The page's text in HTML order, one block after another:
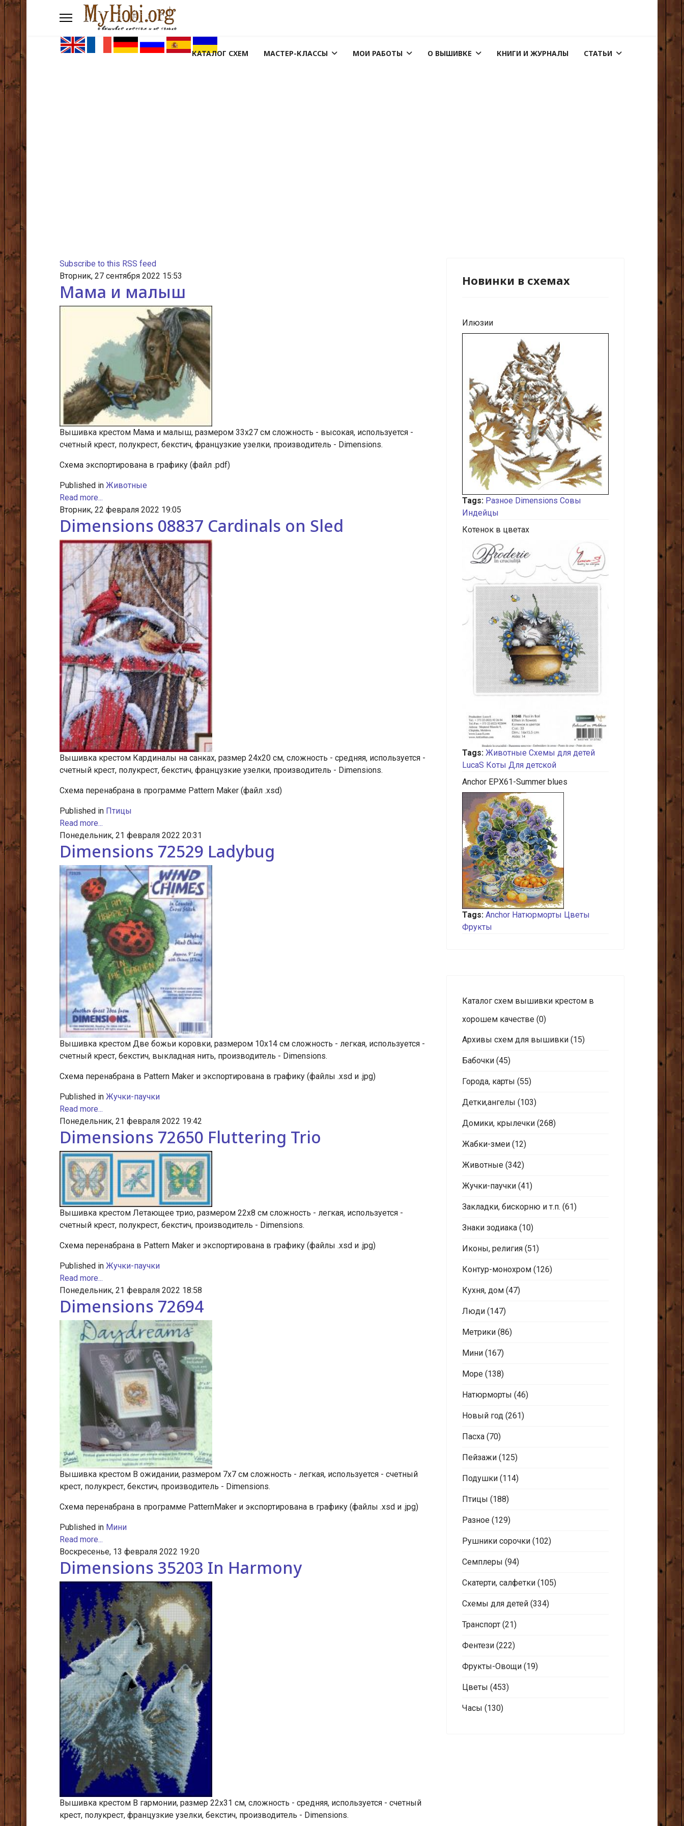
КАТАЛОГ СХЕМ МАСТЕР-КЛАССЫ МОИ РАБОТЫ О ВЫШИВКЕ КНИГИ И ЖУРНАЛЫ СТАТЬИ
Subscribe to this RSS feed
Вторник, 27 сентября 2022 15:53
Мама и малыш
Вышивка крестом Мама и малыш, размером 33х27 см сложность - высокая, используется -
счетный крест, полукрест, бекстич, французкие узелки, производитель - Dimensions.
Схема экспортирована в графику (файл .pdf)
Published in Животные
Read more...
Вторник, 22 февраля 2022 19:05
Dimensions 08837 Cardinals on Sled
Вышивка крестом Кардиналы на санках, размер 24х20 см, сложность - средняя, используется -
счетный крест, полукрест, бекстич, французкие узелки, производитель - Dimensions.
Схема перенабрана в программе Pattern Maker (файл .xsd)
Published in Птицы
Read more...
Понедельник, 21 февраля 2022 20:31
Dimensions 72529 Ladybug
Вышивка крестом Две божьи коровки, размером 10х14 см сложность - легкая, используется -
счетный крест, бекстич, выкладная нить, производитель - Dimensions.
Схема перенабрана в Pattern Maker и экспортирована в графику (файлы .xsd и .jpg)
Published in Жучки-паучки
Read more...
Понедельник, 21 февраля 2022 19:42
Dimensions 72650 Fluttering Trio
Вышивка крестом Летающее трио, размером 22х8 см сложность - легкая, используется -
счетный крест, полукрест, бекстич, производитель - Dimensions.
Схема перенабрана в Pattern Maker и экспортирована в графику (файлы .xsd и .jpg)
Published in Жучки-паучки
Read more...
Понедельник, 21 февраля 2022 18:58
Dimensions 72694
Вышивка крестом В ожидании, размером 7х7 см сложность - легкая, используется - счетный
крест, полукрест, бекстич, производитель - Dimensions.
Схема перенабрана в программе PatternMaker и экспортирована в графику (файлы .xsd и .jpg)
Published in Мини
Read more...
Воскресенье, 13 февраля 2022 19:20
Dimensions 35203 In Harmony
Вышивка крестом В гармонии, размер 22х31 см, сложность - средняя, используется - счетный
крест, полукрест, французкие узелки, бекстич, производитель - Dimensions.
Новинки в схемах
Илюзии
Tags: Разное Dimensions Совы
Индейцы
Котенок в цветах
Tags: Животные Схемы для детей
LucaS Коты Для детской
Anchor EPX61-Summer blues
Tags: Anchor Натюрморты Цветы
Фрукты
Каталог схем вышивки крестом в
хорошем качестве (0)
Архивы схем для вышивки (15)
Бабочки (45)
Города, карты (55)
Детки,ангелы (103)
Домики, крылечки (268)
Жабки-змеи (12)
Животные (342)
Жучки-паучки (41)
Закладки, бискорню и т.п. (61)
Знаки зодиака (10)
Иконы, религия (51)
Контур-монохром (126)
Кухня, дом (47)
Люди (147)
Метрики (86)
Мини (167)
Море (138)
Натюрморты (46)
Новый год (261)
Пасха (70)
Пейзажи (125)
Подушки (114)
Птицы (188)
Разное (129)
Рушники сорочки (102)
Семплеры (94)
Скатерти, салфетки (105)
Схемы для детей (334)
Транспорт (21)
Фентези (222)
Фрукты-Овощи (19)
Цветы (453)
Часы (130)